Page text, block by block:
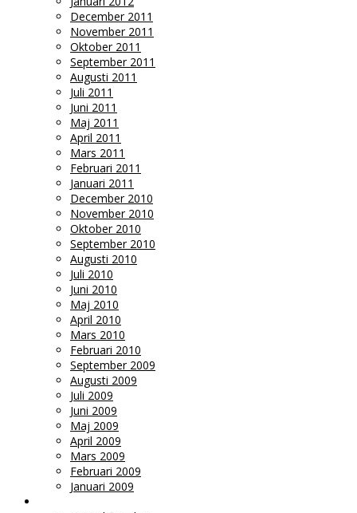
December 2011
November 2011
Oktober 2011
September 2011
Augusti 2011
Juli 2011
Juni 2011
Maj 2011
April 2011
Mars 2011
Februari 2011
Januari 2011
December 2010
November 2010
Oktober 2010
September 2010
Augusti 2010
Juli 2010
Juni 2010
Maj 2010
April 2010
Mars 2010
Februari 2010
September 2009
Augusti 2009
Juli 2009
Juni 2009
Maj 2009
April 2009
Mars 2009
Februari 2009
Januari 2009